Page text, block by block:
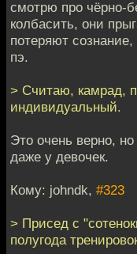
смотрю про чёрно-
колбасить, они
потеряют
пэ.
> Считаю, камрад,
индивидуальный.
Это очень верно,
даже у девочек.
Кому: johndk, #323
> Присед с
полугода